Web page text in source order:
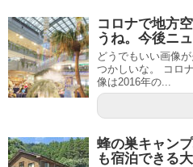
コロナで地方
うね。今後ニ
どうでもいい画像
つかしいな。 コロ
像は2016年の...
蜂の巣キャン
も宿泊できる